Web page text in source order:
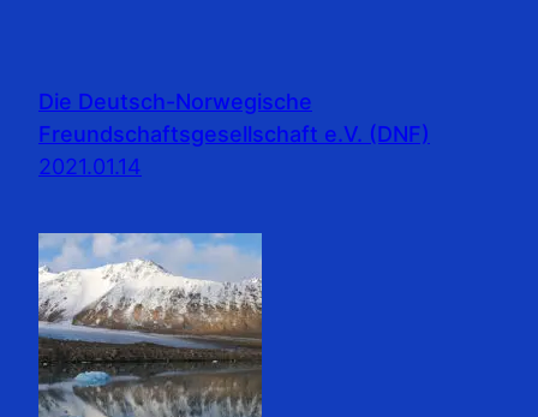
Die Deutsch-Norwegische
Freundschaftsgesellschaft e.V. (DNF)
2021.01.14